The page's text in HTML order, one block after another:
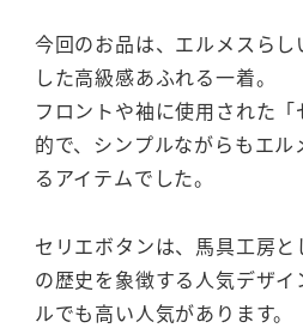
今回のお品は、エルメスら
した高級感あふれる一着。
フロントや袖に使用された
的で、シンプルながらもエ
るアイテムでした。
セリエボタンは、馬具工房
の歴史を象徴する人気デザ
ルでも高い人気があります。